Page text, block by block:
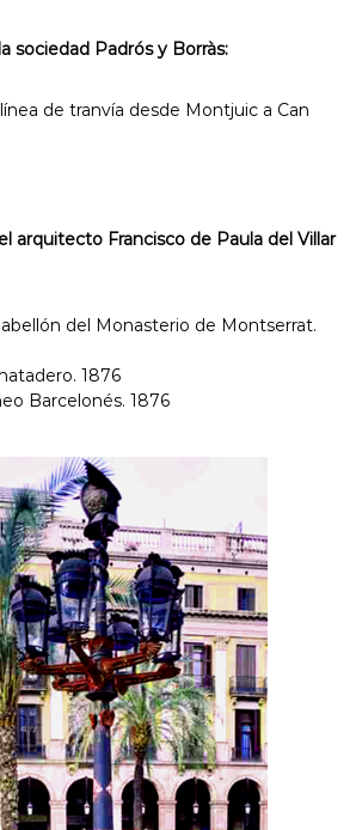
sociedad Padrós y Borràs:
de tranvía desde Montjuic a Can
arquitecto Francisco de Paula del Villar
del Monasterio de Montserrat.
1876
Barcelonés. 1876